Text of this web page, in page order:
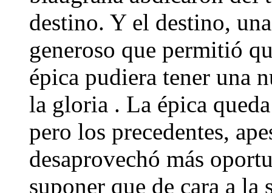
destino. Y el destino,
generoso que permitió
épica pudiera tener una
la gloria . La épica
pero los precedentes,
desaprovechó más
suponer que de cara a la